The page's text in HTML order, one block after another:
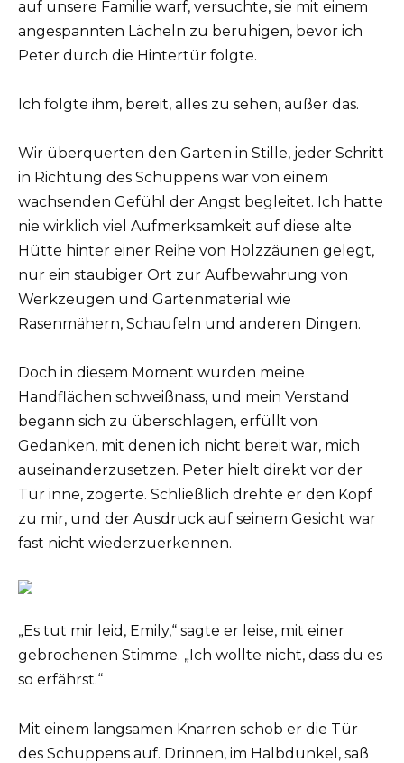
auf unsere Familie warf, versuchte, sie mit einem
angespannten Lächeln zu beruhigen, bevor ich
Peter durch die Hintertür folgte.
Ich folgte ihm, bereit, alles zu sehen, außer das.
Wir überquerten den Garten in Stille, jeder Schritt
in Richtung des Schuppens war von einem
wachsenden Gefühl der Angst begleitet. Ich hatte
nie wirklich viel Aufmerksamkeit auf diese alte
Hütte hinter einer Reihe von Holzzäunen gelegt,
nur ein staubiger Ort zur Aufbewahrung von
Werkzeugen und Gartenmaterial wie
Rasenmähern, Schaufeln und anderen Dingen.
Doch in diesem Moment wurden meine
Handflächen schweißnass, und mein Verstand
begann sich zu überschlagen, erfüllt von
Gedanken, mit denen ich nicht bereit war, mich
auseinanderzusetzen. Peter hielt direkt vor der
Tür inne, zögerte. Schließlich drehte er den Kopf
zu mir, und der Ausdruck auf seinem Gesicht war
fast nicht wiederzuerkennen.
„Es tut mir leid, Emily,“ sagte er leise, mit einer
gebrochenen Stimme. „Ich wollte nicht, dass du es
so erfährst.“
Mit einem langsamen Knarren schob er die Tür
des Schuppens auf. Drinnen, im Halbdunkel, saß